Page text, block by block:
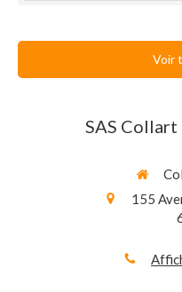
Voir
SAS Collart
155